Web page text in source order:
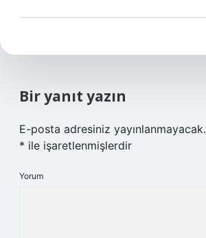
Bir yanıt yazın
E-posta adresiniz yayınlanmayacak.
* ile işaretlenmişlerdir
Yorum